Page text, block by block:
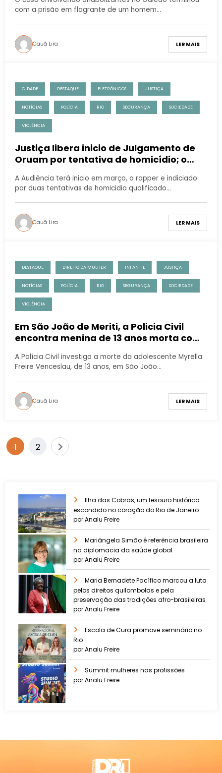
com a prisão em flagrante de um homem…
Cauã Lira LER MAIS
CIDADE DESTAQUE ELETRÔNICOS JUSTIÇA
NOTÍCIAS POLÍCIA RIO SEGURANÇA SOCIEDADE
VIOLÊNCIA
Justiça libera inicio de Julgamento de
Oruam por tentativa de homicídio; o
A Audiência terá inicio em março, o rapper e indiciado
por duas tentativas de homicidio qualificado…
Cauã Lira LER MAIS
DESTAQUE DIREITO DA MULHER INFANTIL JUSTIÇA
NOTÍCIAS POLÍCIA RIO SEGURANÇA SOCIEDADE
VIOLÊNCIA
Em São João de Meriti, a Policia Civil
encontra menina de 13 anos morta com
A Polícia Civil investiga a morte da adolescente Myrella
Freire Venceslau, de 13 anos, em São João…
Cauã Lira LER MAIS
1 2
Ilha das Cobras, um tesouro histórico
escondido no coração do Rio de Janeiro
por Analu Freire
Mariângela Simão é referência brasileira
na diplomacia da saúde global
por Analu Freire
Maria Bernadete Pacífico marcou a luta
pelos direitos quilombolas e pela
preservação das tradições afro-brasileiras
por Analu Freire
Escola de Cura promove seminário no
Rio
por Analu Freire
Summit mulheres nas profissões
por Analu Freire